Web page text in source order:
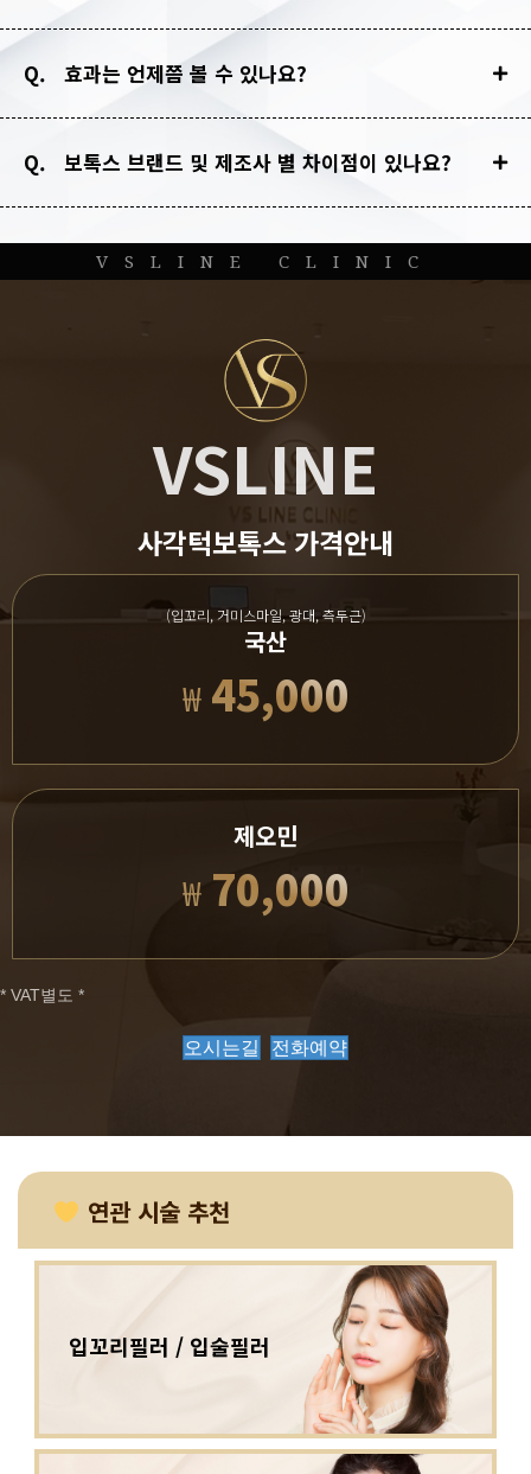
Q. 효과는 언제쯤 볼 수 있나요?
Q. 보톡스 브랜드 및 제조사 별 차이점이 있나요?
VSLINE CLINIC
VSLINE
사각턱보톡스 가격안내
(입꼬리, 거미스마일, 광대, 측두근)
국산
₩45,000
제오민
₩70,000
* VAT별도 *
오시는길 전화예약
연관 시술 추천
입꼬리필러 / 입술필러